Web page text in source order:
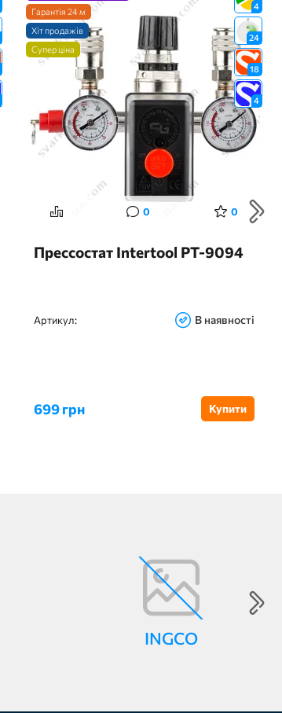
4
24
18
4
Гарантія 24 м
Хіт продажів
Супер ціна
0 0
Прессостат Intertool PT-9094
Артикул: В наявності
699 грн Купити
INGCO